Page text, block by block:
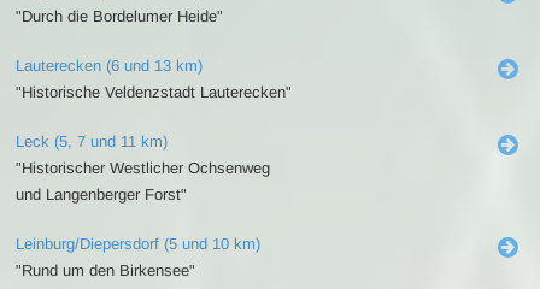
"Durch die Bordelumer Heide"
Lauterecken (6 und 13 km)
"Historische Veldenzstadt Lauterecken"
Leck (5, 7 und 11 km)
"Historischer Westlicher Ochsenweg
und Langenberger Forst"
Leinburg/Diepersdorf (5 und 10 km)
"Rund um den Birkensee"